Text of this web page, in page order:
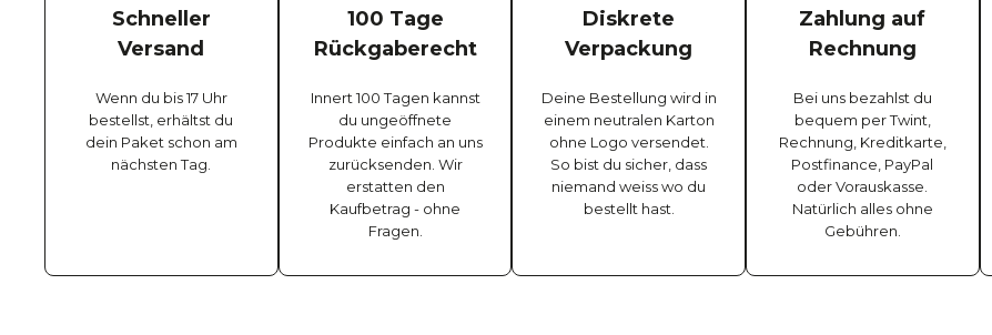
Schneller
Versand
Wenn du bis 17 Uhr
bestellst, erhältst du
dein Paket schon am
nächsten Tag.
100 Tage
Rückgaberecht
Innert 100 Tagen kannst
du ungeöffnete
Produkte einfach an uns
zurücksenden. Wir
erstatten den
Kaufbetrag - ohne
Fragen.
Diskrete
Verpackung
Deine Bestellung wird in
einem neutralen Karton
ohne Logo versendet.
So bist du sicher, dass
niemand weiss wo du
bestellt hast.
Zahlung auf
Rechnung
Bei uns bezahlst du
bequem per Twint,
Rechnung, Kreditkarte,
Postfinance, PayPal
oder Vorauskasse.
Natürlich alles ohne
Gebühren.